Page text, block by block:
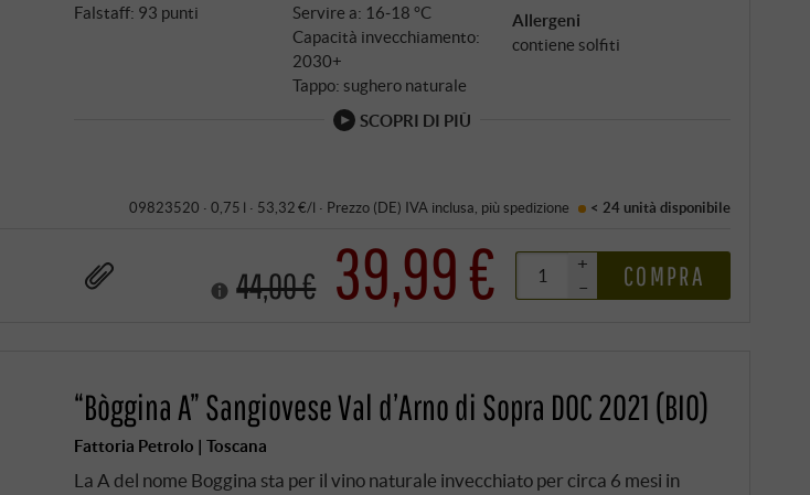
Falstaff: 93 punti
Servire a: 16‑18 °C
Capacità invecchiamento:
2030+
Tappo: sughero naturale
Allergeni
contiene solfiti
SCOPRI DI PIÙ
09823520 · 0,75 l · 53,32 €/l · Prezzo (DE) IVA inclusa, più spedizione < 24 unità disponibile
44,00 € 39,99 €
+
–
COMPRA
“Bòggina A” Sangiovese Val d’Arno di Sopra DOC 2021 (BIO)
Fattoria Petrolo | Toscana
La A del nome Boggina sta per il vino naturale invecchiato per circa 6 mesi in